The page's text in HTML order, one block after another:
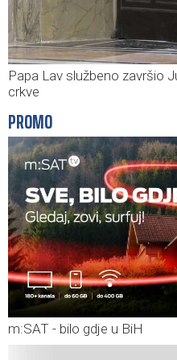
Papa Lav službeno završio
crkve
PROMO
m:SAT - bilo gdje u BiH